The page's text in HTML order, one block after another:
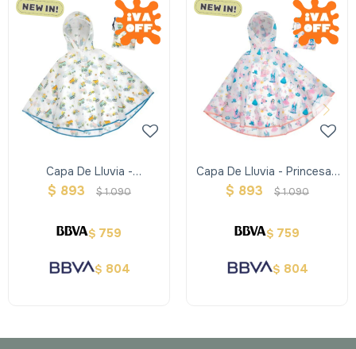
Capa De Lluvia -
Construcción - Stephen
$ 893 $1.090
$ 759
$ 804
Capa De Lluvia - Princesas
- Stephen Joseph
$ 893 $1.090
$ 759
$ 804